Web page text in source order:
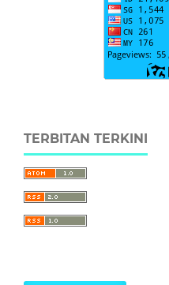
TERBITAN TERKINI